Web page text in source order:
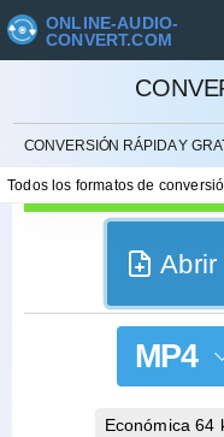
ONLINE-AUDIO-
CONVERT.COM
CONVERSIÓN RÁPIDA Y
Todos los formatos de
Abrir
MP4
Económica 64